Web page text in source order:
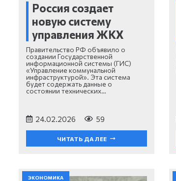
Россия создает
новую систему
управления ЖКХ
Правительство РФ объявило о
создании Государственной
информационной системы (ГИС)
«Управление коммунальной
инфраструктурой». Эта система
будет содержать данные о
состоянии технических…
24.02.2026 59
ЧИТАТЬ ДАЛЕЕ
ЭКОНОМИКА